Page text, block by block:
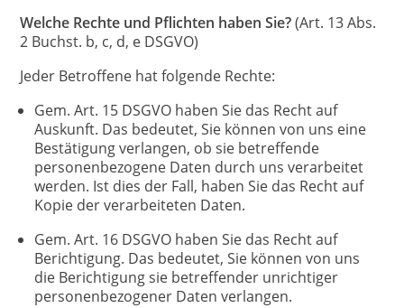
Welche Rechte und Pflichten haben Sie?(Art. 13 Abs.
2 Buchst. b, c, d, e DSGVO)
Jeder Betroffene hat folgende Rechte:
Gem. Art. 15 DSGVO haben Sie das Recht auf
Auskunft. Das bedeutet, Sie können von uns eine
Bestätigung verlangen, ob sie betreffende
personenbezogene Daten durch uns verarbeitet
werden. Ist dies der Fall, haben Sie das Recht auf
Kopie der verarbeiteten Daten.
Gem. Art. 16 DSGVO haben Sie das Recht auf
Berichtigung. Das bedeutet, Sie können von uns
die Berichtigung sie betreffender unrichtiger
personenbezogener Daten verlangen.